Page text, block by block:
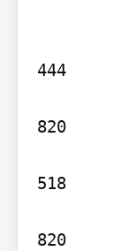
444
820
518
820